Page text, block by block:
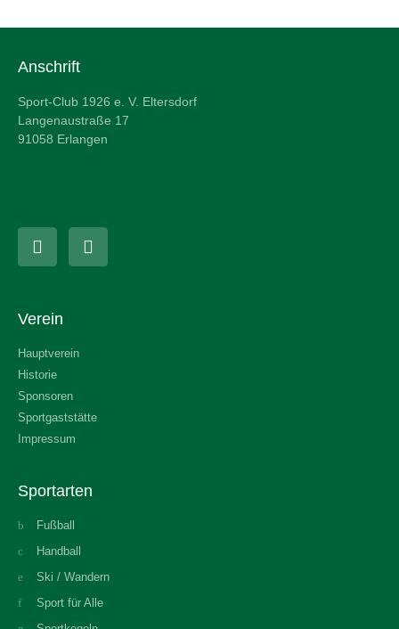
Anschrift
Sport-Club 1926 e. V. Eltersdorf
Langenaustraße 17
91058 Erlangen
Verein
Hauptverein
Historie
Sponsoren
Sportgaststätte
Impressum
Sportarten
Fußball
Handball
Ski / Wandern
Sport für Alle